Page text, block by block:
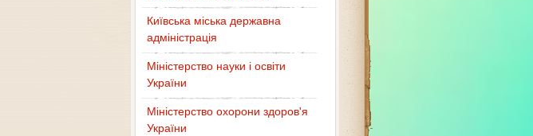
Київська міська державна
адміністрація
Міністерство науки і освіти
України
Міністерство охорони здоров'я
України